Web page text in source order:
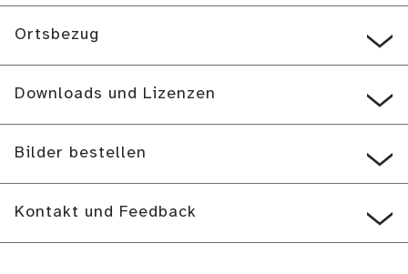
Ortsbezug
Downloads und Lizenzen
Bilder bestellen
Kontakt und Feedback